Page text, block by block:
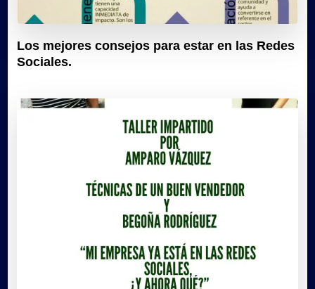
Los mejores consejos para estar en las Redes
Sociales.